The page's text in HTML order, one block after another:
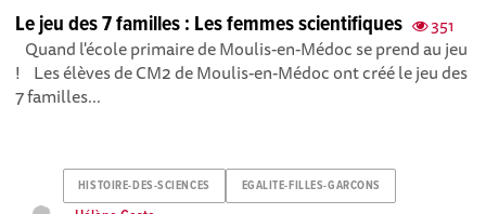
351
Le jeu des 7 familles : Les femmes scientifiques
Quand l'école primaire de Moulis-en-Médoc se prend au jeu
! Les élèves de CM2 de Moulis-en-Médoc ont créé le jeu des
7 familles...
HISTOIRE-DES-SCIENCES EGALITE-FILLES-GARCONS